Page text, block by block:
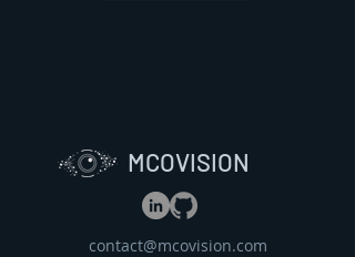
MCOVISION
contact@mcovision.com